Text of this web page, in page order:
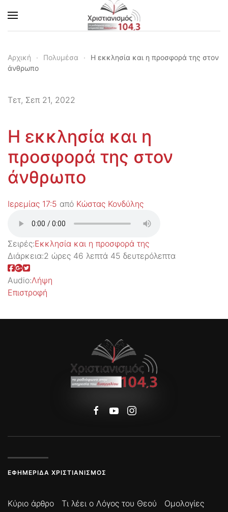
Skip to main content
Αρχική Πολυμέσα
Η εκκλησία και η προσφορά της στον
άνθρωπο
Τετ, Σεπ 21, 2022
Η εκκλησία και η
προσφορά της στον
άνθρωπο
Ιερεμίας 17:5 από Κώστας Κονδύλης
Σειρές:Εκκλησία και η προσφορά της
Διάρκεια:2 ώρες 46 λεπτά 45 δευτερόλεπτα
Audio:Λήψη
Επιστροφή
ΕΦΗΜΕΡΊΔΑ ΧΡΙΣΤΙΑΝΙΣΜΌΣ
Κύριο άρθρο Τι λέει ο Λόγος του Θεού
Ομολογίες